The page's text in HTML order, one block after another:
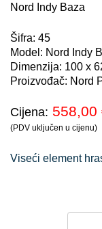
Nord Indy Baza
Šifra: 45
Model: Nord Indy
Dimenzija: 100 x
Proizvođač: Nord
Cijena: 558,00
(PDV uključen u cijenu)
Viseći element